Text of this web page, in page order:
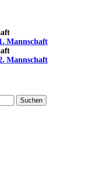
Mannschaft
Mannschaft
Suchen